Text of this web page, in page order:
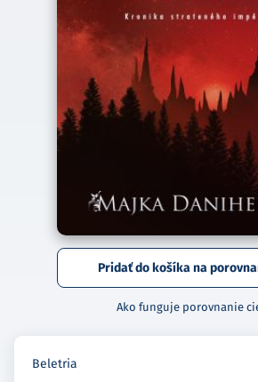
Pridať do košíka na
Ako funguje porovnanie
Beletria